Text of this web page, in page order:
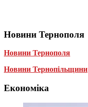
Новини Тернополя
Новини Тернополя
Новини Тернопільщини
Економіка